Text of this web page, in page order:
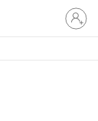
oturum
açın